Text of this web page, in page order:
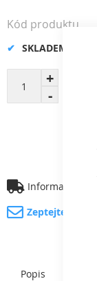
SKLADEM
Kód produktu
Informace o
Zeptejte se
Popis